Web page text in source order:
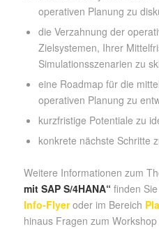
operativen Planung zu
die Verzahnung der
Zielsystemen, Ihrer
Simulationsszenarien zu
eine Roadmap für die
operativen Planung zu
kurzfristige Potentiale zu
konkrete nächste Schritte
Weitere Informationen zum
mit SAP S/4HANA“ finden
Info-Flyeroder im Bereich
hinaus Fragen zum